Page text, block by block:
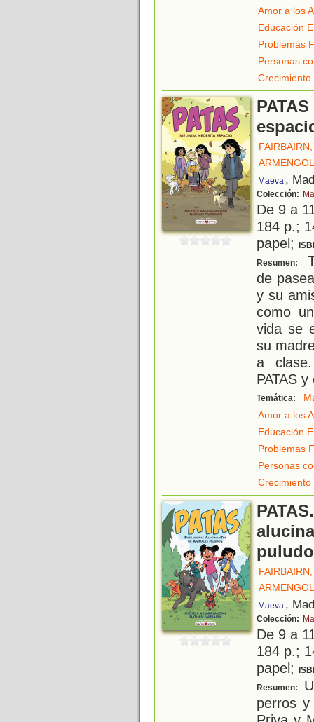
Amor a los
Educación
Problemas
Personas
Crecimiento
Maeva ,
Colección:
De 9 a
184 p.;
papel;
Resumen:
de
y su
como
vida se
su
a
PATAS y
Temática:
Amor a los
Educación
Problemas
Personas
Crecimiento
Maeva ,
Colección:
De 9 a
184 p.;
papel;
Resumen:
perros